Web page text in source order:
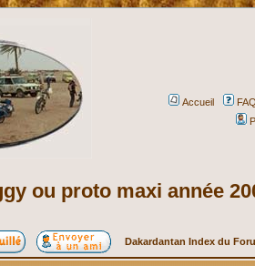
Accueil
ou proto maxi année
Dakardantan Index du